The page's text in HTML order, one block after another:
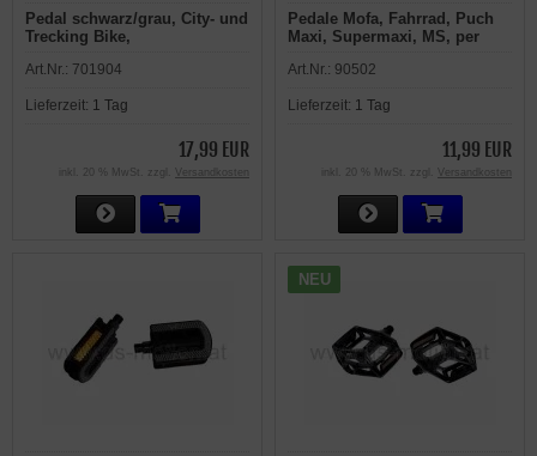
Pedal schwarz/grau, City- und
Trecking Bike,
Achse aus Stahl, Kunststoff,
Prüfnummer, per Paar
Art.Nr.: 701904
Lieferzeit: 1 Tag
17,99 EUR
inkl. 20 % MwSt. zzgl. Versandkosten
Pedale Mofa, Fahrrad, Puch
Maxi, Supermaxi, MS, per
Art.Nr.: 90502
Lieferzeit: 1 Tag
11,99 EUR
inkl. 20 % MwSt. zzgl. Versandkosten
NEU